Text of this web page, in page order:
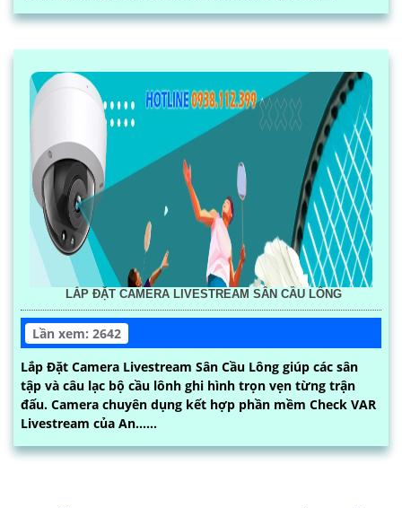
LẮP ĐẶT CAMERA LIVESTREAM SÂN CẦU LÔNG
Lần xem: 2642
Lắp Đặt Camera Livestream Sân Cầu Lông giúp các sân
tập và câu lạc bộ cầu lônh ghi hình trọn vẹn từng trận
đấu. Camera chuyên dụng kết hợp phần mềm Check VAR
Livestream của An......